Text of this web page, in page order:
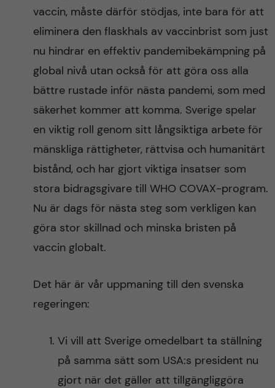
vaccin, måste därför stödjas, inte bara för att
eliminera den flaskhals av vaccinbrist som just
nu hindrar en effektiv pandemibekämpning på
global nivå utan också för att göra oss alla
bättre rustade inför nästa pandemi, som med
säkerhet kommer att komma. Sverige spelar
en viktig roll genom sitt långsiktiga arbete för
mänskliga rättigheter, rättvisa och humanitärt
bistånd, och har gjort viktiga insatser som
stora bidragsgivare till WHO COVAX-program.
Nu är dags för nästa steg som verkligen kan
göra stor skillnad och minska bristen på
vaccin globalt.
Det här är vår uppmaning till den svenska
regeringen:
Vi vill att Sverige omedelbart ta ställning
på samma sätt som USA:s president nu
gjort när det gäller att tillgängliggöra